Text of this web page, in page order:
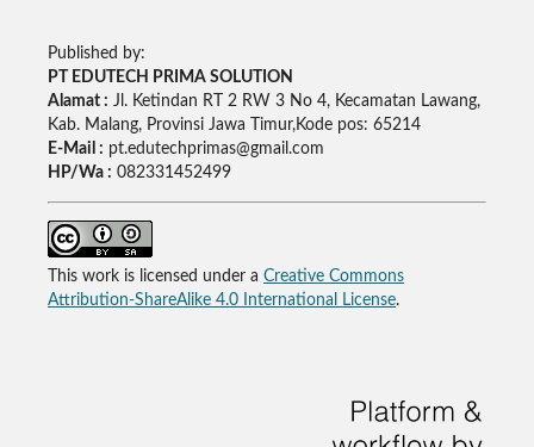
Published by:
PT EDUTECH PRIMA SOLUTION
Alamat : Jl. Ketindan RT 2 RW 3 No 4, Kecamatan Lawang,
Kab. Malang, Provinsi Jawa Timur,Kode pos: 65214
E-Mail : pt.edutechprimas@gmail.com
HP/Wa : 082331452499
This work is licensed under a Creative Commons
Attribution-ShareAlike 4.0 International License.